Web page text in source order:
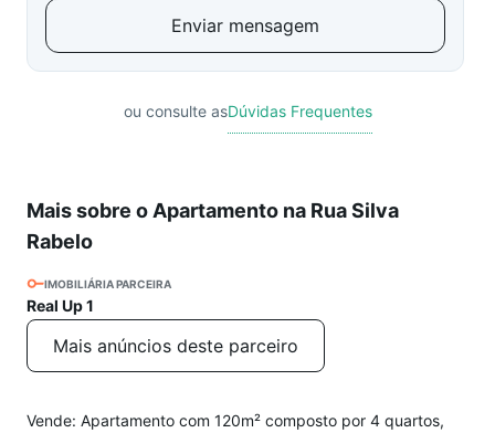
Enviar mensagem
ou consulte asDúvidas Frequentes
Mais sobre o Apartamento na Rua Silva
Rabelo
IMOBILIÁRIA PARCEIRA
Real Up 1
Mais anúncios deste parceiro
Vende: Apartamento com 120m² composto por 4 quartos,